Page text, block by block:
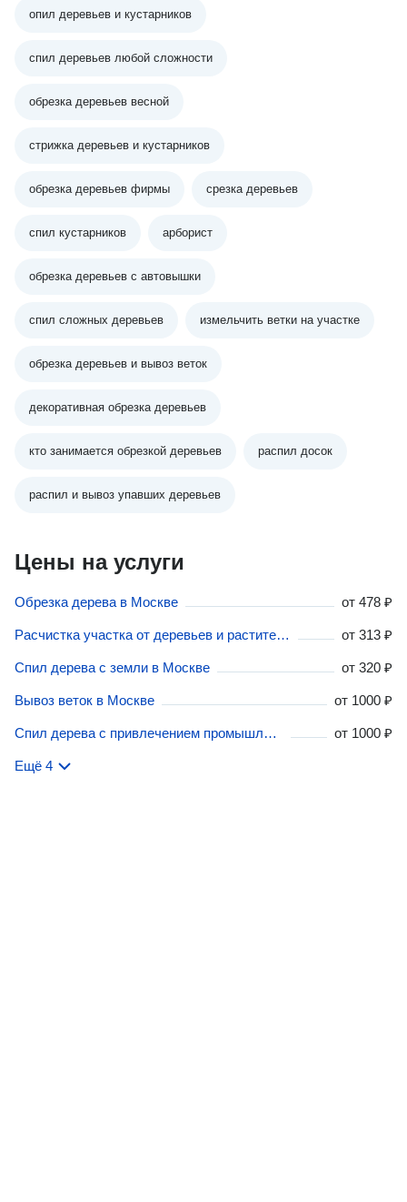
опил деревьев и кустарников
спил деревьев любой сложности
обрезка деревьев весной
стрижка деревьев и кустарников
обрезка деревьев фирмы срезка деревьев
спил кустарников арборист
обрезка деревьев с автовышки
спил сложных деревьев измельчить ветки на участке
обрезка деревьев и вывоз веток
декоративная обрезка деревьев
кто занимается обрезкой деревьев распил досок
распил и вывоз упавших деревьев
Цены на услуги
Обрезка дерева в Москве от 478 ₽
Расчистка участка от деревьев и растительности в Москве от 313 ₽
Спил дерева с земли в Москве от 320 ₽
Вывоз веток в Москве от 1000 ₽
Спил дерева с привлечением промышленного альпиниста в Москве от 1000 ₽
Ещё 4